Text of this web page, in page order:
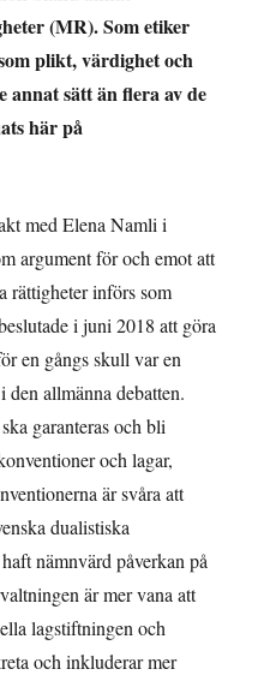
(MR). Som etiker
plikt, värdighet och
sätt än flera av de
här på
med Elena Namli i
argument för och emot att
rättigheter införs som
i juni 2018 att göra
en gångs skull var en
allmänna debatten.
garanteras och bli
och lagar,
är svåra att
dualistiska
nämnvärd påverkan på
är mer vana att
lagstiftningen och
och inkluderar mer